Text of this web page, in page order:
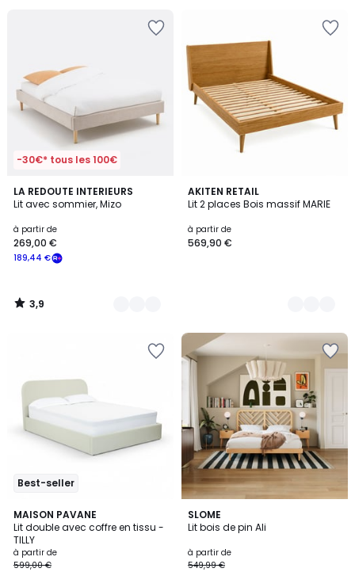
-30€* tous les 100€
LA REDOUTE INTERIEURS
Lit avec sommier, Mizo
à partir de
189,44 €
269,00 €
3,9
/ 5
2
Couleurs
3,9
/
AKITEN RETAIL
Lit 2 places Bois massif MARIE
à partir de
569,90 €
2
Couleurs
Best-seller
MAISON PAVANE
Lit double avec coffre en tissu -
TILLY
à partir de
599,00 €
4
/
5
3
Couleurs
SLOME
Lit bois de pin Ali
à partir de
549,99 €